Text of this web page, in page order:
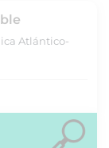
Atlántico-